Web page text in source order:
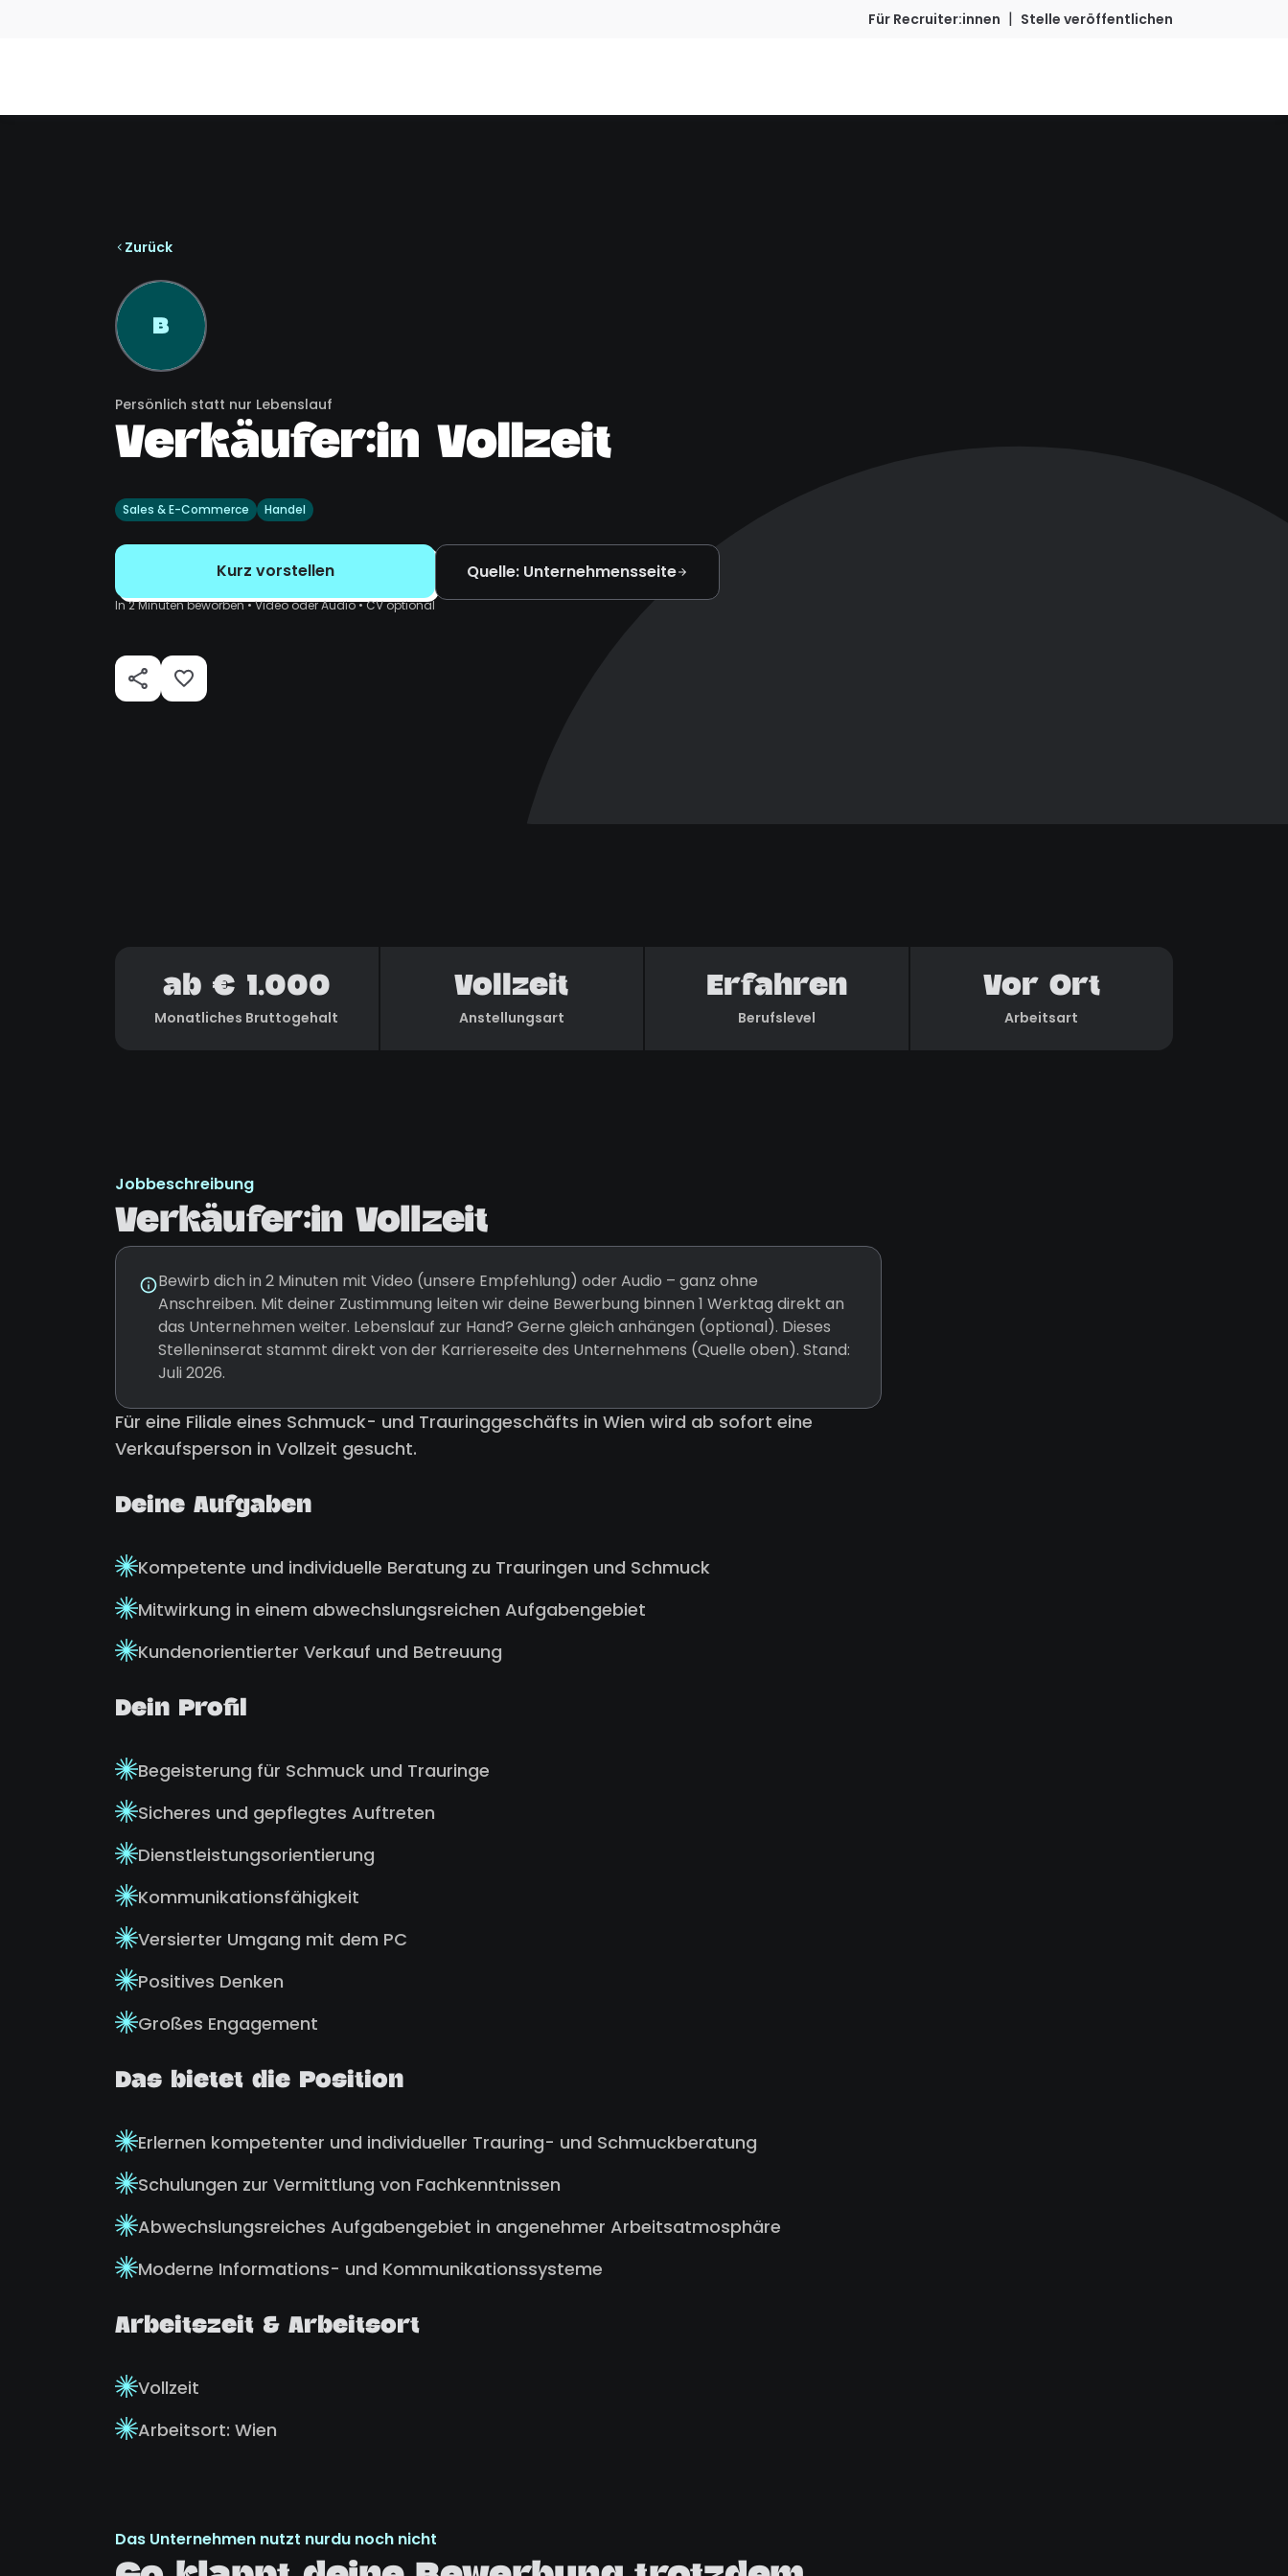
Für Recruiter:innen | Stelle veröffentlichen
Zurück
B
Persönlich statt nur Lebenslauf
Verkäufer:in Vollzeit
Sales & E-Commerce Handel
Kurz vorstellen
In 2 Minuten beworben • Video oder Audio • CV optional
Quelle: Unternehmensseite
ab € 1.000
Monatliches Bruttogehalt
Vollzeit
Anstellungsart
Erfahren
Berufslevel
Vor Ort
Arbeitsart
Jobbeschreibung
Verkäufer:in Vollzeit
Bewirb dich in 2 Minuten mit Video (unsere Empfehlung) oder Audio – ganz ohne
Anschreiben. Mit deiner Zustimmung leiten wir deine Bewerbung binnen 1 Werktag direkt an
das Unternehmen weiter. Lebenslauf zur Hand? Gerne gleich anhängen (optional). Dieses
Stelleninserat stammt direkt von der Karriereseite des Unternehmens (Quelle oben). Stand:
Juli 2026.
Für eine Filiale eines Schmuck- und Trauringgeschäfts in Wien wird ab sofort eine
Verkaufsperson in Vollzeit gesucht.
Deine Aufgaben
Kompetente und individuelle Beratung zu Trauringen und Schmuck
Mitwirkung in einem abwechslungsreichen Aufgabengebiet
Kundenorientierter Verkauf und Betreuung
Dein Profil
Begeisterung für Schmuck und Trauringe
Sicheres und gepflegtes Auftreten
Dienstleistungsorientierung
Kommunikationsfähigkeit
Versierter Umgang mit dem PC
Positives Denken
Großes Engagement
Das bietet die Position
Erlernen kompetenter und individueller Trauring- und Schmuckberatung
Schulungen zur Vermittlung von Fachkenntnissen
Abwechslungsreiches Aufgabengebiet in angenehmer Arbeitsatmosphäre
Moderne Informations- und Kommunikationssysteme
Arbeitszeit & Arbeitsort
Vollzeit
Arbeitsort: Wien
Das Unternehmen nutzt nurdu noch nicht